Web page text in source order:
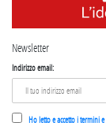
Newsletter
Indirizzo email:
Ho letto e accetto i termini